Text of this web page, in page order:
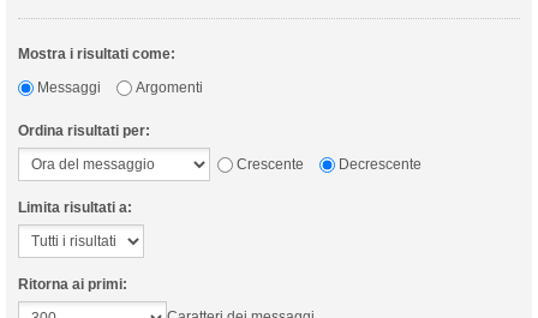
Mostra i risultati come:
Messaggi
Argomenti
Ordina risultati per:
Crescente
Decrescente
Limita risultati a:
Ritorna ai primi: